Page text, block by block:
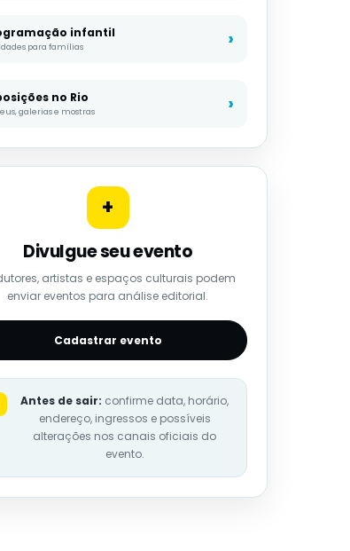
infantil
para famílias
no Rio
galerias e mostras
+
Divulgue seu evento
artistas e espaços culturais podem
enviar eventos para análise editorial.
Cadastrar evento
Antes de sair: confirme data, horário,
endereço, ingressos e possíveis
alterações nos canais oficiais do
evento.